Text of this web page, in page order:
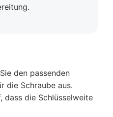
den passenden
die Schraube aus.
dass die Schlüsselweite